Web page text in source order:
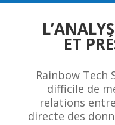
ET
Rainbow Tech
difficile de
relations
directe des